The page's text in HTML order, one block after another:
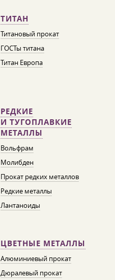
ТИТАН
Титановый прокат
ГОСТы титана
Титан Европа
РЕДКИЕ
И ТУГОПЛАВКИЕ
МЕТАЛЛЫ
Вольфрам
Молибден
Прокат редких металлов
Редкие металлы
Лантаноиды
ЦВЕТНЫЕ МЕТАЛЛЫ
Алюминиевый прокат
Дюралевый прокат